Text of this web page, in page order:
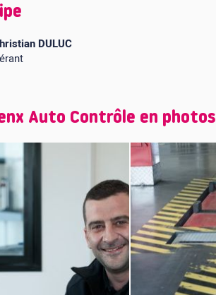
DULUC
Auto Contrôle en photos